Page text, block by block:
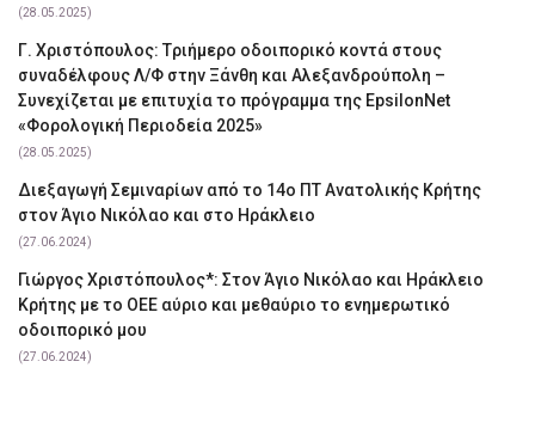
(28.05.2025)
Γ. Χριστόπουλος: Tριήμερο οδοιπορικό κοντά στους
συναδέλφους Λ/Φ στην Ξάνθη και Αλεξανδρούπολη –
Συνεχίζεται με επιτυχία το πρόγραμμα της EpsilonNet
«Φορολογική Περιοδεία 2025»
(28.05.2025)
Διεξαγωγή Σεμιναρίων από το 14ο ΠΤ Ανατολικής Κρήτης
στον Άγιο Νικόλαο και στο Ηράκλειο
(27.06.2024)
Γιώργος Χριστόπουλος*: Στον Άγιο Νικόλαο και Ηράκλειο
Κρήτης με το ΟΕΕ αύριο και μεθαύριο το ενημερωτικό
οδοιπορικό μου
(27.06.2024)